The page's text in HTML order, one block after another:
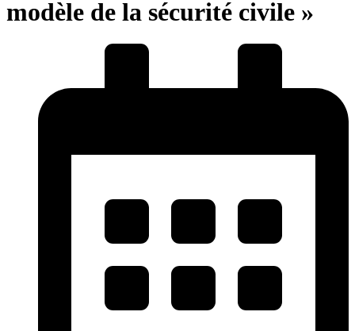
modèle de la sécurité civile »